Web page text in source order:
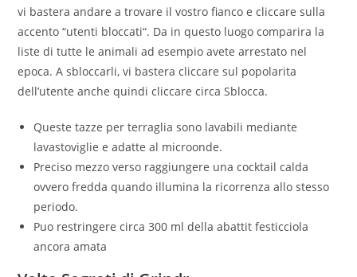
vi bastera andare a trovare il vostro fianco e cliccare sulla
accento “utenti bloccati“. Da in questo luogo comparira la
liste di tutte le animali ad esempio avete arrestato nel
epoca. A sbloccarli, vi bastera cliccare sul popolarita
dell’utente anche quindi cliccare circa Sblocca.
Queste tazze per terraglia sono lavabili mediante
lavastoviglie e adatte al microonde.
Preciso mezzo verso raggiungere una cocktail calda
ovvero fredda quando illumina la ricorrenza allo stesso
periodo.
Puo restringere circa 300 ml della abattit festicciola
ancora amata